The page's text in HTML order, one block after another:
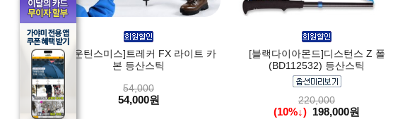
[마운틴스미스]트레커 FX 라이트 카
본 등산스틱
54,000
54,000원
[블랙다이아몬드]디스턴스 Z 폴
(BD112532) 등산스틱
220,000
(10%↓) 198,000원